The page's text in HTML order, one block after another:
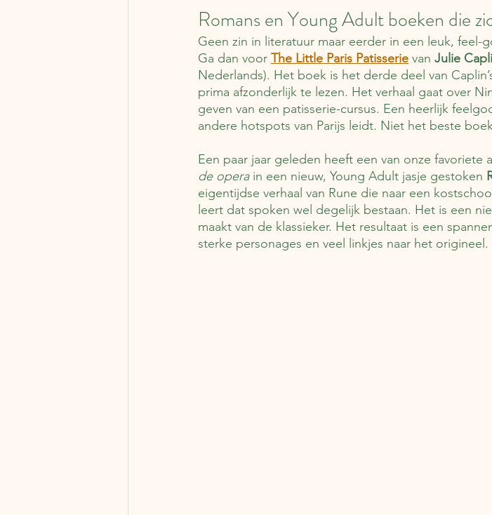
Romans en Young Adult boeken die
Geen zin in literatuur maar eerder in een leuk, feel-
Ga dan voor The Little Paris Patisserie van Julie
Nederlands). Het boek is het derde deel van
prima afzonderlijk te lezen. Het verhaal gaat over
geven van een patisserie-cursus. Een heerlijk
andere hotspots van Parijs leidt. Niet het beste
Een paar jaar geleden heeft een van onze favoriete
de opera in een nieuw, Young Adult jasje gestoken
eigentijdse verhaal van Rune die naar een
leert dat spoken wel degelijk bestaan. Het is een
maakt van de klassieker. Het resultaat is een
sterke personages en veel linkjes naar het origineel.